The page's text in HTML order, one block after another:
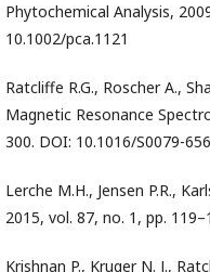
Phytochemical Analysis,
10.1002/pca.1121
Ratcliffe R.G., Roscher A.,
Magnetic Resonance
300. DOI: 10.1016/S0079-
Lerche M.H., Jensen P.R.,
2015, vol. 87, no. 1, pp.
Krishnan P., Kruger N. J.,